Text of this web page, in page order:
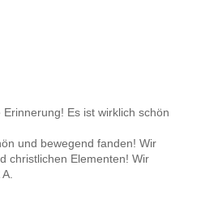
Es ist wirklich schön
und bewegend fanden! Wir
christlichen Elementen! Wir